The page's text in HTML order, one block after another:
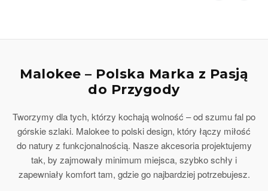
Malokee – Polska Marka z Pasją
do Przygody
Tworzymy dla tych, którzy kochają wolność – od szumu fal po
górskie szlaki. Malokee to polski design, który łączy miłość
do natury z funkcjonalnością. Nasze akcesoria projektujemy
tak, by zajmowały minimum miejsca, szybko schły i
zapewniały komfort tam, gdzie go najbardziej potrzebujesz.